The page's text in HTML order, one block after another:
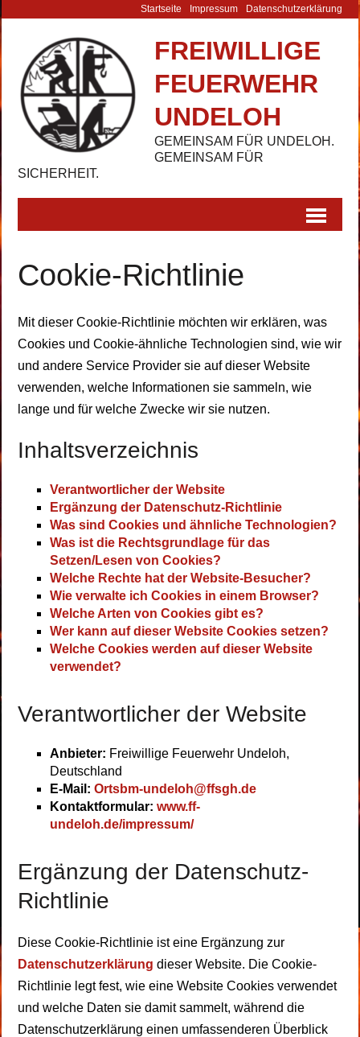
Startseite Impressum Datenschutz­erklärung
FREIWILLIGE
FEUERWEHR
UNDELOH
GEMEINSAM FÜR UNDELOH.
GEMEINSAM FÜR
SICHERHEIT.
Cookie-Richtlinie
Mit dieser Cookie-Richtlinie möchten wir erklären, was
Cookies und Cookie-ähnliche Technologien sind, wie wir
und andere Service Provider sie auf dieser Website
verwenden, welche Informationen sie sammeln, wie
lange und für welche Zwecke wir sie nutzen.
Inhaltsverzeichnis
Verantwortlicher der Website
Ergänzung der Datenschutz-Richtlinie
Was sind Cookies und ähnliche Technologien?
Was ist die Rechtsgrundlage für das
Setzen/Lesen von Cookies?
Welche Rechte hat der Website-Besucher?
Wie verwalte ich Cookies in einem Browser?
Welche Arten von Cookies gibt es?
Wer kann auf dieser Website Cookies setzen?
Welche Cookies werden auf dieser Website
verwendet?
Verantwortlicher der Website
Anbieter: Freiwillige Feuerwehr Undeloh,
Deutschland
E-Mail:Ortsbm-undeloh@ffsgh.de
Kontaktformular:www.ff-
undeloh.de/impressum/
Ergänzung der Datenschutz-
Richtlinie
Diese Cookie-Richtlinie ist eine Ergänzung zur
Datenschutzerklärung dieser Website. Die Cookie-
Richtlinie legt fest, wie eine Website Cookies verwendet
und welche Daten sie damit sammelt, während die
Datenschutzerklärung einen umfassenderen Überblick